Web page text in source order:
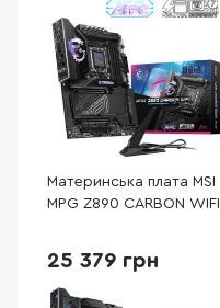
Материнська плата MSI
MPG Z890 CARBON WIFI
25 379 грн